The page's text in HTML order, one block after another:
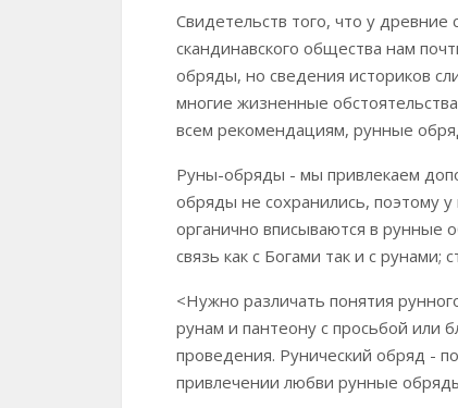
Свидетельств того, что у
скандинавского общества нам
обряды, но сведения историков
многие жизненные
всем рекомендациям, рунные
Руны-обряды - мы привлекаем
обряды не сохранились, поэтому
органично вписываются в
связь как с Богами так и с
<Нужно различать понятия
рунам и пантеону с просьбой или
проведения. Рунический обряд -
привлечении любви рунные